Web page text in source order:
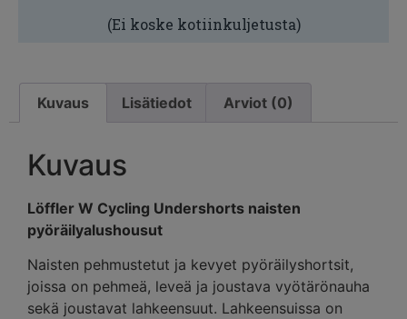
(Ei koske kotiinkuljetusta)
Kuvaus Lisätiedot Arviot (0)
Kuvaus
Löffler W Cycling Undershorts naisten
pyöräilyalushousut
Naisten pehmustetut ja kevyet pyöräilyshortsit,
joissa on pehmeä, leveä ja joustava vyötärönauha
sekä joustavat lahkeensuut. Lahkeensuissa on